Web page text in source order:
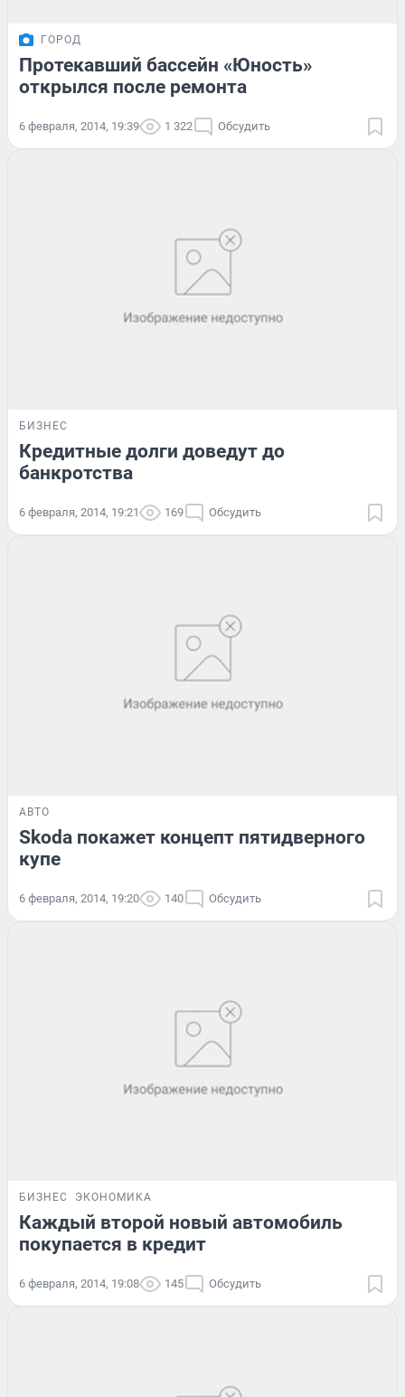
ГОРОД
Протекавший бассейн «Юность»
открылся после ремонта
6 февраля, 2014, 19:39 1 322 Обсудить
БИЗНЕС
Кредитные долги доведут до
банкротства
6 февраля, 2014, 19:21 169 Обсудить
АВТО
Skoda покажет концепт пятидверного
купе
6 февраля, 2014, 19:20 140 Обсудить
БИЗНЕС ЭКОНОМИКА
Каждый второй новый автомобиль
покупается в кредит
6 февраля, 2014, 19:08 145 Обсудить